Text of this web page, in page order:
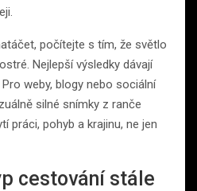
počítejte s tím, že světlo
Nejlepší výsledky dávají
weby, blogy nebo sociální
silné snímky z ranče
práci, pohyb a krajinu, ne jen
cestování stále